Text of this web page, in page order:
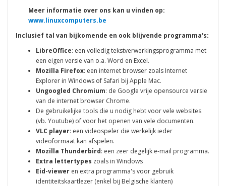
Meer informatie over ons kan u vinden op:
www.linuxcomputers.be
Inclusief tal van bijkomende en ook blijvende programma's:
LibreOffice: een volledig tekstverwerkingsprogramma met
een eigen versie van o.a. Word en Excel.
Mozilla Firefox: een internet browser zoals Internet
Explorer in Windows of Safari bij Apple Mac.
Ungoogled Chromium: de Google vrije opensource versie
van de internet browser Chrome.
De gebruikelijke tools die u nodig hebt voor vele websites
(vb. Youtube) of voor het openen van vele documenten.
VLC player: een videospeler die werkelijk ieder
videoformaat kan afspelen.
Mozilla Thunderbird: een zeer degelijk e-mail programma.
Extra lettertypes zoals in Windows
Eid-viewer en extra programma's voor gebruik
identiteitskaartlezer (enkel bij Belgische klanten)